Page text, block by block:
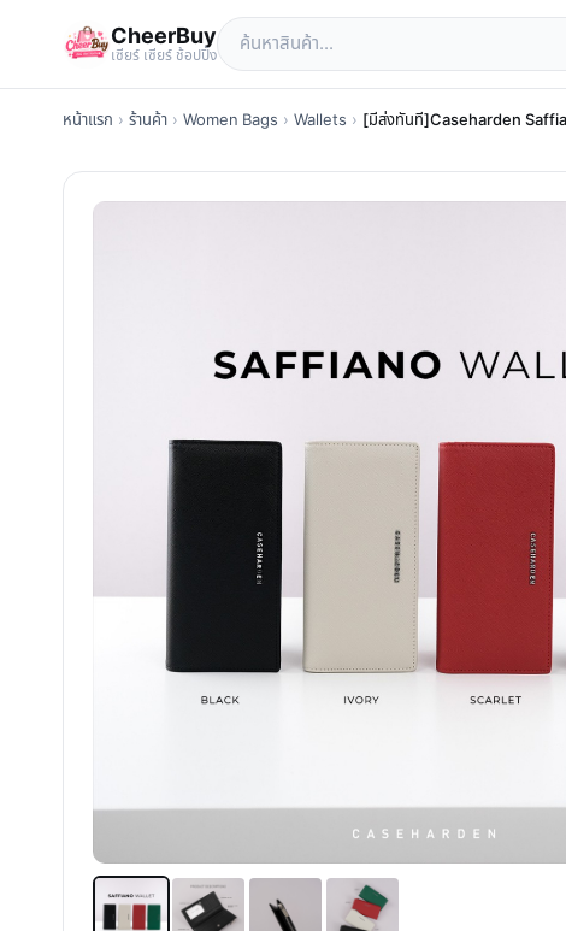
CheerBuy
เซียร์ เซียร์ ช้อปปิ้ง
หน้าแรก › ร้านค้า › Women Bags › Wallets › [มีส่งทันที]Caseharden